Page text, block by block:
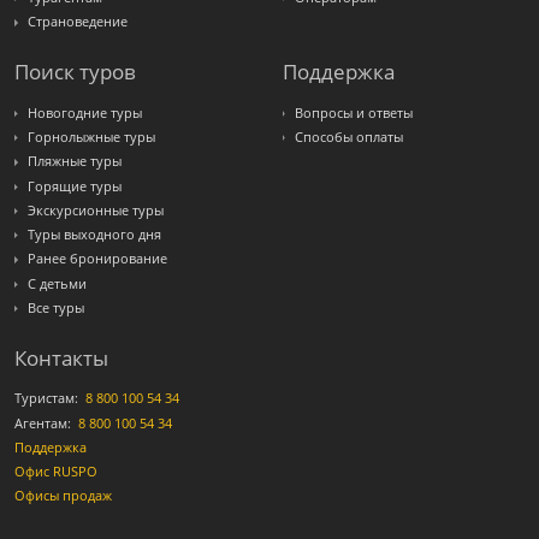
Страноведение
Поиск туров
Новогодние туры
Горнолыжные туры
Пляжные туры
Горящие туры
Экскурсионные туры
Туры выходного дня
Ранее бронирование
С детьми
Все туры
Поддержка
Вопросы и ответы
Способы оплаты
Контакты
Туристам: 8 800 100 54 34
Агентам: 8 800 100 54 34
Поддержка
Офис RUSPO
Офисы продаж